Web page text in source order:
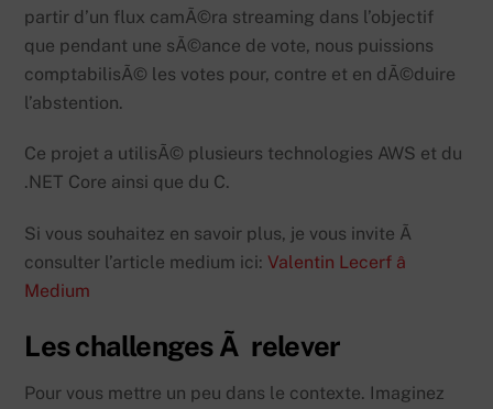
partir d’un flux camÃ©ra streaming dans l’objectif
que pendant une sÃ©ance de vote, nous puissions
comptabilisÃ© les votes pour, contre et en dÃ©duire
l’abstention.
Ce projet a utilisÃ© plusieurs technologies AWS et du
.NET Core ainsi que du C.
Si vous souhaitez en savoir plus, je vous invite Ã
consulter l’article medium ici: Valentin Lecerf â
Medium
Les challenges Ã relever
Pour vous mettre un peu dans le contexte. Imaginez